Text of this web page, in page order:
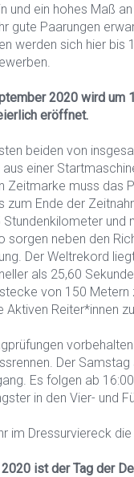
und ein hohes Maß
gute Paarungen
werden sich hier bis
2020 wird
eröffnet.
beiden von
einer
Zeitmarke muss das
zum Ende der
und
sorgen neben den
Der Weltrekord
als 25,60
von 150
Aktiven Reiter*innen
Der
Es folgen ab
in den Vier- und
im Dressurviereck
ist der Tag der